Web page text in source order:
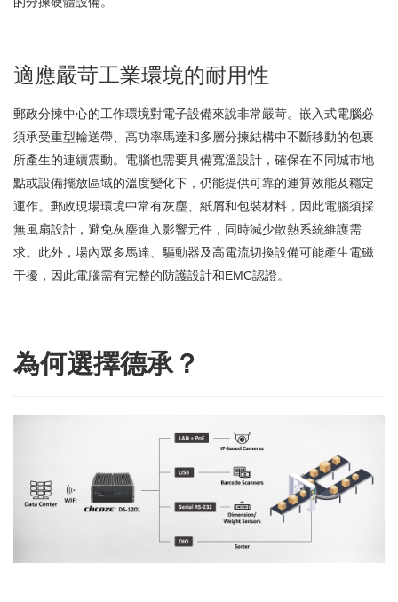
適應嚴苛工業環境的耐用性
郵政分揀中心的工作環境對電子設備來說非常嚴苛。嵌入式電腦必
須承受重型輸送帶、高功率馬達和多層分揀結構中不斷移動的包裹
所產生的連續震動。電腦也需要具備寬溫設計，確保在不同城市地
點或設備擺放區域的溫度變化下，仍能提供可靠的運算效能及穩定
運作。郵政現場環境中常有灰塵、紙屑和包裝材料，因此電腦須採
無風扇設計，避免灰塵進入影響元件，同時減少散熱系統維護需
求。此外，場內眾多馬達、驅動器及高電流切換設備可能產生電磁
干擾，因此電腦需有完整的防護設計和EMC認證。
為何選擇德承？